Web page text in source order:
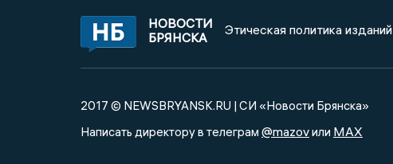
НОВОСТИ
БРЯНСКА
Этическая политика изданий
2017 © NEWSBRYANSK.RU | СИ «Новости Брянска»
Написать директору в телеграм @mazovили MAX